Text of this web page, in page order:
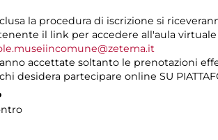
la procedura di iscrizione si
il link per accedere all'aula
accettate soltanto le prenotazioni
desidera partecipare online SU